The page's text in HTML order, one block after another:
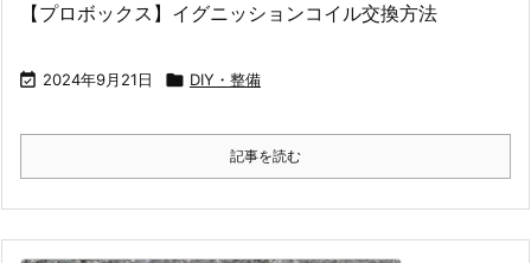
【プロボックス】イグニッションコイル交換方法
 2024年9月21日  DIY・整備
記事を読む